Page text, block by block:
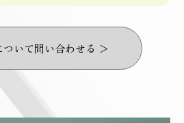
ついて問い合わせる ＞